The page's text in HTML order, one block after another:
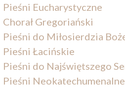
Pieśni Eucharystyczne
Chorał Gregoriański
Pieśni do Miłosierdzia
Pieśni Łacińskie
Pieśni do Najświętszego
Pieśni Neokatechumenalne